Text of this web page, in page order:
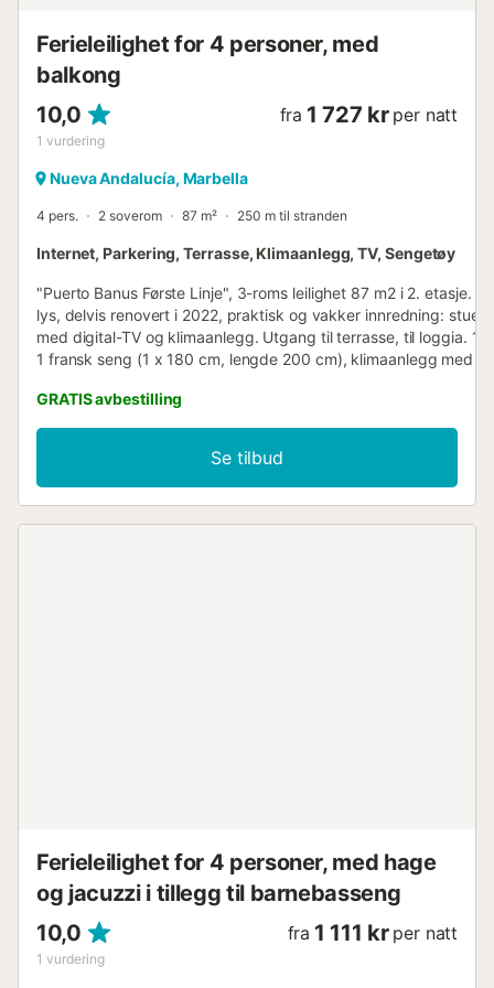
Ferieleilighet for 4 personer, med
balkong
10,0
1 vurdering
fra 1 727 kr per natt
Nueva Andalucía, Marbella
4 pers. 2 soverom 87 m² 250 m til stranden
Internet, Parkering, Terrasse, Klimaanlegg, TV, Sengetøy
"Puerto Banus Første Linje", 3-roms leilighet 87 m2 i 2. etasje.
lys, delvis renovert i 2022, praktisk og vakker innredning: stue/
med digital-TV og klimaanlegg. Utgang til terrasse, til loggia. 1
1 fransk seng (1 x 180 cm, lengde 200 cm), klimaanlegg med 2
(oppvaskmaskin, 3 keramiske kokeplater, brødrister, vannkoker,
mikrobølgeovn, elektrisk kaffemaskin). Bad/dusj. Ingen
oppvarmingsmulighet. Balkongmøbler. Fantastisk utsikt over
havnen. Fasiliteter: strykejern, barnestol, barneseng, hårføner.
(WiFi, gratis). Vennligst merk: ingen parkering. Maksimalt 1
GRATIS avbestilling
Se tilbud
Ferieleilighet for 4 personer, med hage
og jacuzzi i tillegg til barnebasseng
10,0
1 vurdering
fra 1 111 kr per natt